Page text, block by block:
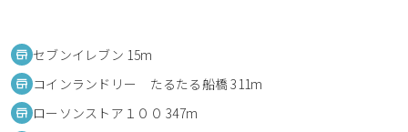
セブンイレブン 15m
コインランドリー たるたる船橋 311m
ローソンストア１００ 347m